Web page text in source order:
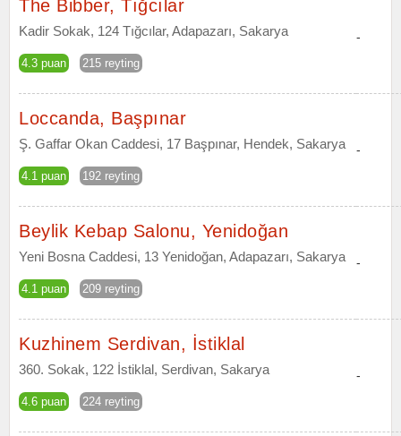
The Bibber, Tığcılar
Kadir Sokak, 124 Tığcılar, Adapazarı, Sakarya
4.3 puan 215 reyting
-
Loccanda, Başpınar
Ş. Gaffar Okan Caddesi, 17 Başpınar, Hendek, Sakarya
4.1 puan 192 reyting
-
Beylik Kebap Salonu, Yenidoğan
Yeni Bosna Caddesi, 13 Yenidoğan, Adapazarı, Sakarya
4.1 puan 209 reyting
-
Kuzhinem Serdivan, İstiklal
360. Sokak, 122 İstiklal, Serdivan, Sakarya
4.6 puan 224 reyting
-